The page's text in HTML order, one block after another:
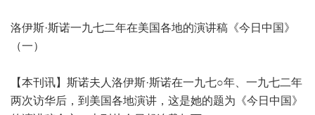
洛伊斯·斯诺一九七二年在美国各地的演讲稿《今日中国》
（一）
【本刊讯】斯诺夫人洛伊斯·斯诺在一九七○年、一九七二年
两次访华后，到美国各地演讲，这是她的题为《今日中国》